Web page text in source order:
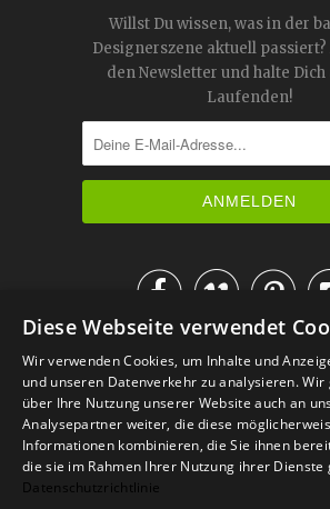
Willst Du wissen, was in der
Designerszene aktuell
den Newsletter und halte
Laufenden!

IM KATALOG BLÄTTERN
Diese Webseite verwendet
Wir verwenden Cookies, um Inhalte und
und unseren Datenverkehr zu analysieren.
über Ihre Nutzung unserer Website auch an
Analysepartner weiter, die diese
Informationen kombinieren, die Sie ihnen
die sie im Rahmen Ihrer Nutzung ihrer Dienste
Datenschutzrichtlinie